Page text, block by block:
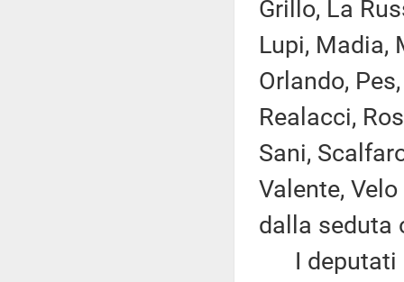
Grillo, La
Lupi, Madia,
Orlando,
Realacci,
Sani,
Valente,
dalla seduta
I deputati